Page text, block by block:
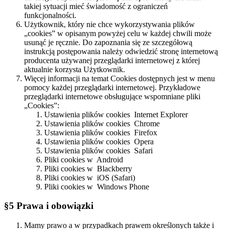
takiej sytuacji mieć świadomość z ograniczeń
funkcjonalności.
Użytkownik, który nie chce wykorzystywania plików
„cookies” w opisanym powyżej celu w każdej chwili może
usunąć je ręcznie. Do zapoznania się ze szczegółową
instrukcją postępowania należy odwiedzić stronę internetową
producenta używanej przeglądarki internetowej z której
aktualnie korzysta Użytkownik.
Więcej informacji na temat Cookies dostępnych jest w menu
pomocy każdej przeglądarki internetowej. Przykładowe
przeglądarki internetowe obsługujące wspomniane pliki
„Cookies”:
Ustawienia plików cookies Internet Explorer
Ustawienia plików cookies Chrome
Ustawienia plików cookies Firefox
Ustawienia plików cookies Opera
Ustawienia plików cookies Safari
Pliki cookies w Android
Pliki cookies w Blackberry
Pliki cookies w iOS (Safari)
Pliki cookies w Windows Phone
§5 Prawa i obowiązki
Mamy prawo a w przypadkach prawem określonych także i